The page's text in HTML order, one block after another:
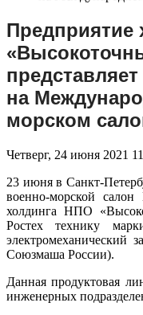
Предприятие
на
морском
Четверг, 24 июня 2021
23 июня в Санкт-
военно-морской
холдинга НПО
Ростех технику
электромеханический
Союзмаша России).
Данная продуктовая
инженерных